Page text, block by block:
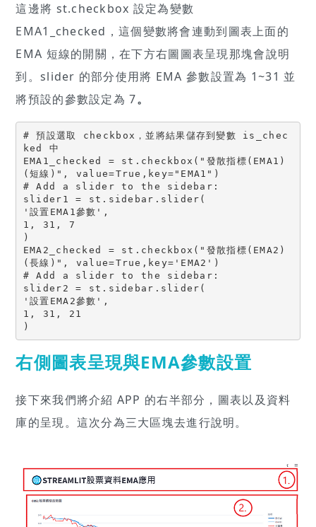
這邊將 st.checkbox 設定為變數
EMA1_checked，這個變數將會連動到圖表上面的
EMA 短線的開關，在下方右圖圖表呈現那塊會說明
到。slider 的部分使用將 EMA 參數設置為 1~31 並
將預設的參數設定為 7。
# 預設選取 checkbox，並將結果儲存到變數 is_chec
ked 中
EMA1_checked = st.checkbox("發散指標(EMA1)
(短線)", value=True,key="EMA1")
# Add a slider to the sidebar:
slider1 = st.sidebar.slider(
'設置EMA1參數',
1, 31, 7
)
EMA2_checked = st.checkbox("發散指標(EMA2)
(長線)", value=True,key='EMA2')
# Add a slider to the sidebar:
slider2 = st.sidebar.slider(
'設置EMA2參數',
1, 31, 21
)
右側圖表呈現與EMA參數設置
接下來我們將介紹 APP 的右半部分，圖表以及資料
庫的呈現。這次分為三大區塊去進行說明。